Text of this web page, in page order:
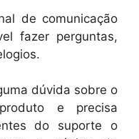
de comunicação
fazer perguntas,
dúvida sobre o
e precisa
do suporte o